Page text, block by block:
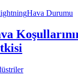
Hava Durumu